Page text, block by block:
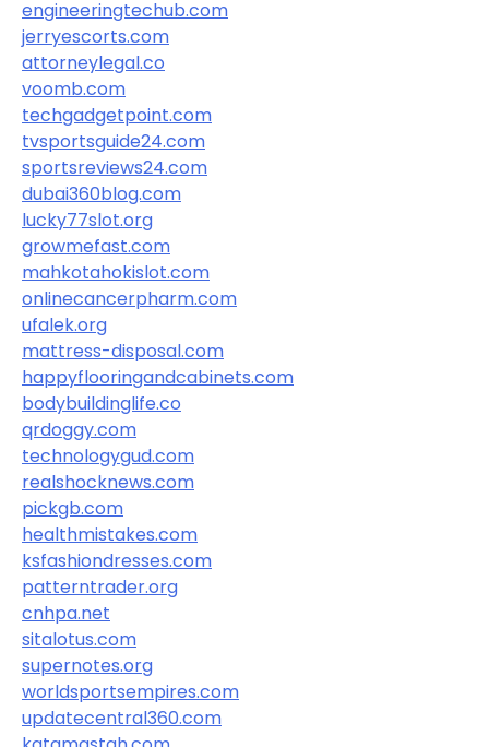
engineeringtechub.com
jerryescorts.com
attorneylegal.co
voomb.com
techgadgetpoint.com
tvsportsguide24.com
sportsreviews24.com
dubai360blog.com
lucky77slot.org
growmefast.com
mahkotahokislot.com
onlinecancerpharm.com
ufalek.org
mattress-disposal.com
happyflooringandcabinets.com
bodybuildinglife.co
qrdoggy.com
technologygud.com
realshocknews.com
pickgb.com
healthmistakes.com
ksfashiondresses.com
patterntrader.org
cnhpa.net
sitalotus.com
supernotes.org
worldsportsempires.com
updatecentral360.com